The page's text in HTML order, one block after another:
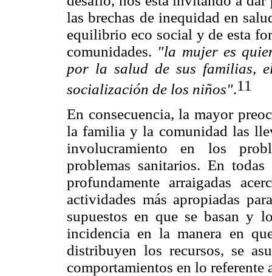
las brechas de inequidad en
equilibrio eco social y de esta
comunidades. "la mujer es
por la salud de sus familias,
socialización de los niños".11
En consecuencia, la mayor
la familia y la comunidad las
involucramiento en los
problemas sanitarios. En
profundamente arraigadas
actividades más apropiadas
supuestos en que se basan y
incidencia en la manera en
distribuyen los recursos, se
comportamientos en lo referente